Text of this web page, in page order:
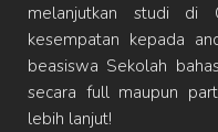
melanjutkan studi di
kesempatan kepada
beasiswa Sekolah
secara full maupun
lebih lanjut!